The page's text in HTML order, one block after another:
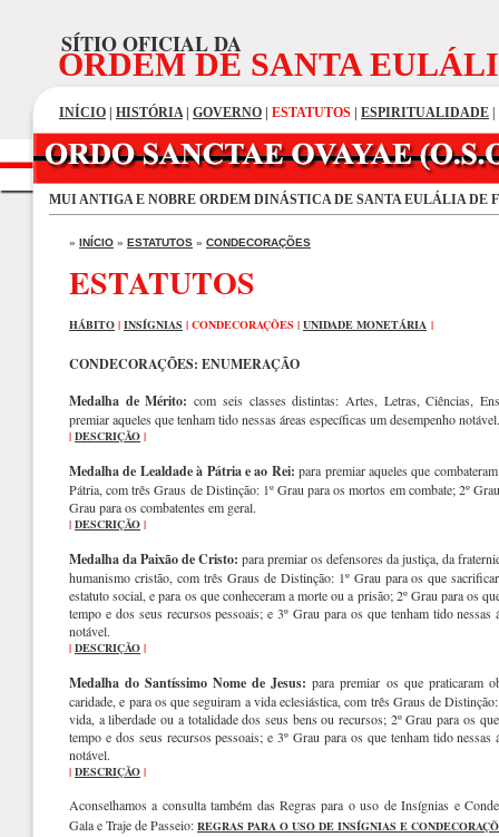
ORDEM DE SANTA
MUI ANTIGA E NOBRE ORDEM DINÁSTICA DE SANTA EULÁLIA DE
INÍCIO HISTÓRIA| GOVERNO ESTATUTOS ESPIRITUALIDADE
SÍTIO OFICIAL DA
ESTATUTOS
HÁBITO | INSÍGNIAS | CONDECORAÇÕES | UNIDADE MONETÁRIA |
CONDECORAÇÕES: ENUMERAÇÃO
Medalha de Mérito: com seis classes distintas: Artes, Letras, Ciências,
premiar aqueles que tenham tido nessas áreas específicas um desempenho notável.
| DESCRIÇÃO |
Medalha de Lealdade à Pátria e ao Rei: para premiar aqueles que
Pátria, com três Graus de Distinção: 1º Grau para os mortos em combate; 2º
Grau para os combatentes em geral.
| DESCRIÇÃO |
Medalha da Paixão de Cristo: para premiar os defensores da justiça, da
humanismo cristão, com três Graus de Distinção: 1º Grau para os que
estatuto social, e para os que conheceram a morte ou a prisão; 2º Grau para os
tempo e dos seus recursos pessoais; e 3º Grau para os que tenham tido nessas
notável.
| DESCRIÇÃO |
Medalha do Santíssimo Nome de Jesus: para premiar os que praticaram
caridade, e para os que seguiram a vida eclesiástica, com três Graus de
vida, a liberdade ou a totalidade dos seus bens ou recursos; 2º Grau para os
tempo e dos seus recursos pessoais; e 3º Grau para os que tenham tido nessas
notável.
| DESCRIÇÃO |
Aconselhamos a consulta também das Regras para o uso de Insígnias e
Gala e Traje de Passeio: REGRAS PARA O USO DE INSÍGNIAS E
» INÍCIO » ESTATUTOS » CONDECORAÇÕES